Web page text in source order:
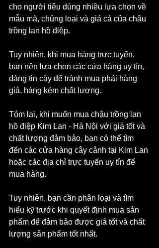
cho người tiêu dùng nhiều lựa chọn về
mẫu mã, chủng loại và giá cả của chậu
trồng lan hồ điệp.
Tuy nhiên, khi mua hàng trực tuyến,
bạn nên lựa chọn các cửa hàng uy tín,
đáng tin cậy để tránh mua phải hàng
giả, hàng kém chất lượng.
Tóm lại, khi muốn mua chậu trồng lan
hồ điệp Kim Lan - Hà Nội với giá tốt và
chất lượng đảm bảo, bạn có thể tìm
đến các cửa hàng cây cảnh tại Kim Lan
hoặc các địa chỉ trực tuyến uy tín để
mua hàng.
Tuy nhiên, bạn cần phân loại và tìm
hiểu kỹ trước khi quyết định mua sản
phẩm để đảm bảo được giá tốt và chất
lượng sản phẩm tốt nhất.